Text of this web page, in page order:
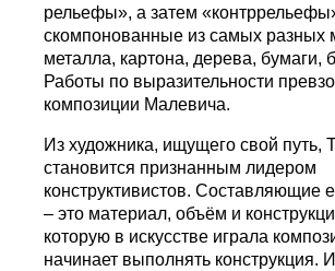
рельефы», а затем
скомпонованные из самых разных
металла, картона, дерева, бумаги,
Работы по выразительности
композиции Малевича.
Из художника, ищущего свой путь,
становится признанным лидером
конструктивистов. Составляющие
– это материал, объём и
которую в искусстве играла
начинает выполнять конструкция.